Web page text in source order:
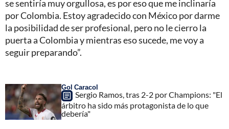
se sentiría muy orgullosa, es por eso que me inclinaría
por Colombia. Estoy agradecido con México por darme
la posibilidad de ser profesional, pero no le cierro la
puerta a Colombia y mientras eso sucede, me voy a
seguir preparando”.
Gol Caracol
Sergio Ramos, tras 2-2 por Champions: "El
árbitro ha sido más protagonista de lo que
debería"